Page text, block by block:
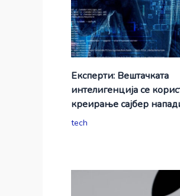
Експерти: Вештачката
интелигенција се
креирање сајбер
tech